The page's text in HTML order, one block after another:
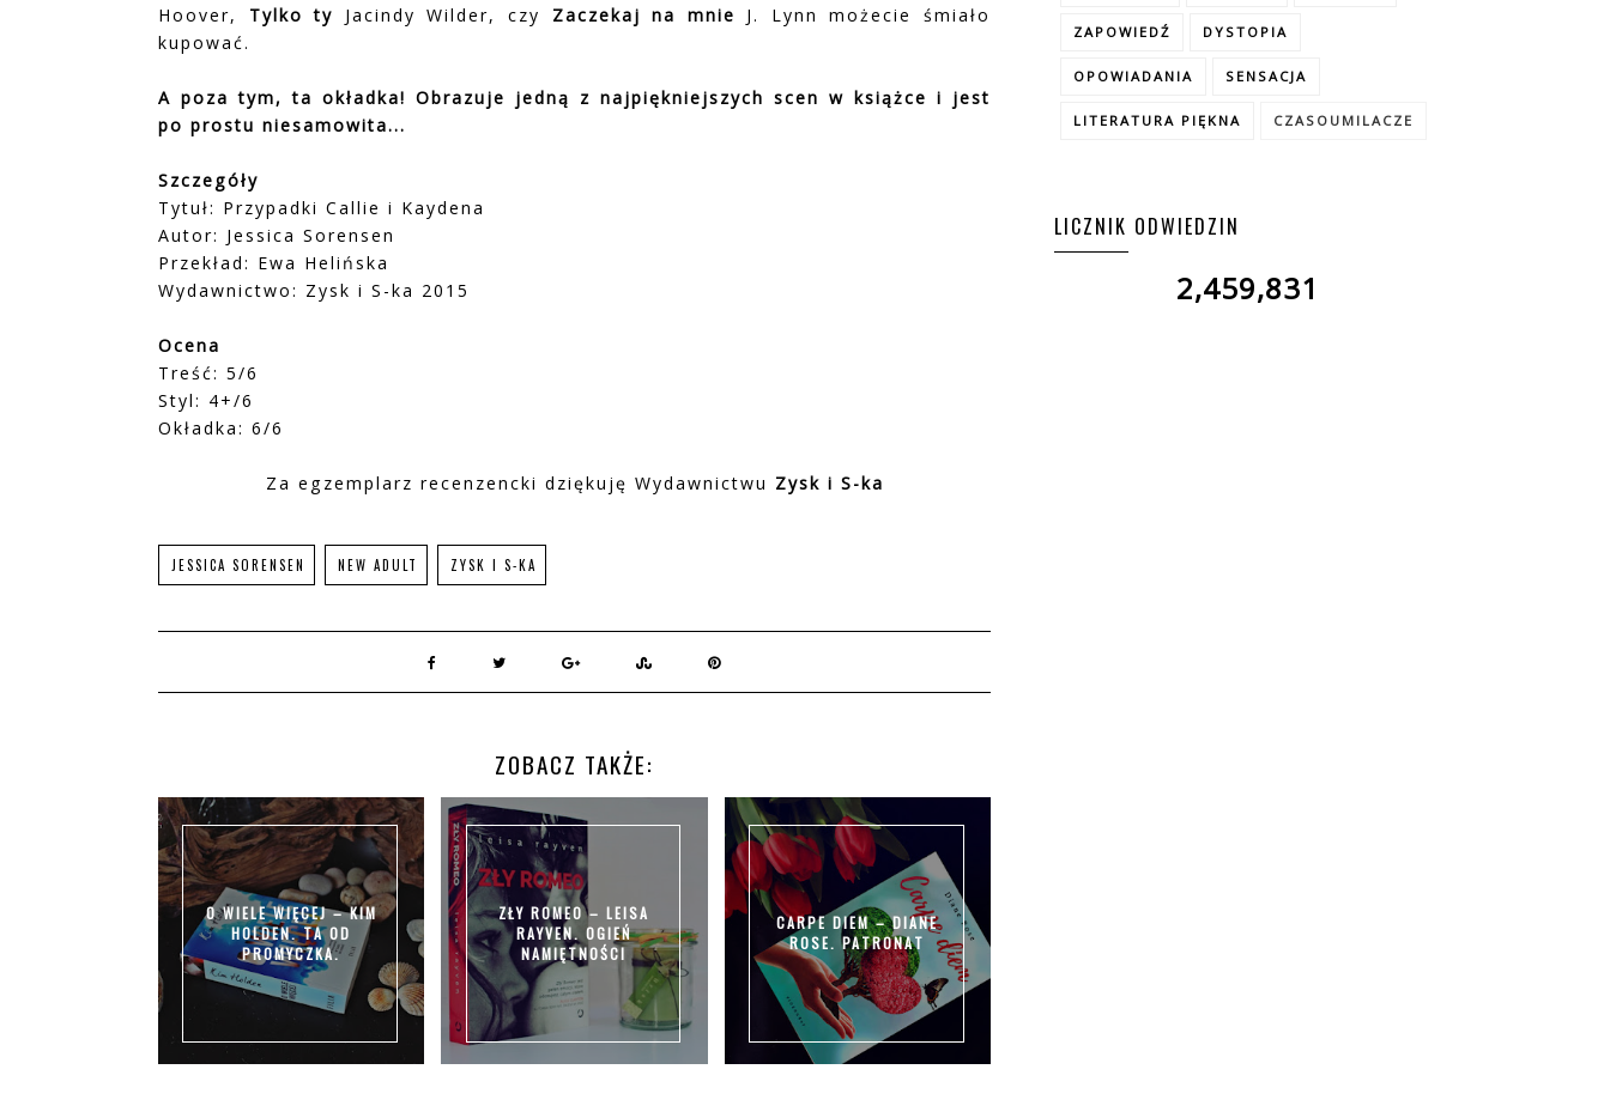
Hoover, Tylko ty Jacindy Wilder, czy Zaczekaj na mnie J. Lynn możecie śmiało
kupować.
A poza tym, ta okładka! Obrazuje jedną z najpiękniejszych scen w książce i jest
po prostu niesamowita...
Szczegóły
Tytuł: Przypadki Callie i Kaydena
Autor: Jessica Sorensen
Przekład: Ewa Helińska
Wydawnictwo: Zysk i S-ka 2015
Ocena
Treść: 5/6
Styl: 4+/6
Okładka: 6/6
Za egzemplarz recenzencki dziękuję Wydawnictwu Zysk i S-ka
JESSICA SORENSEN NEW ADULT ZYSK I S-KA
ZOBACZ TAKŻE:
O WIELE WIĘCEJ – KIM
HOLDEN. TA OD
PROMYCZKA.
ZŁY ROMEO – LEISA
RAYVEN. OGIEŃ
NAMIĘTNOŚCI
CARPE DIEM – DIANE
ROSE. PATRONAT
ZAPOWIEDŹ DYSTOPIA
OPOWIADANIA SENSACJA
LITERATURA PIĘKNA CZASOUMILACZE
LICZNIK ODWIEDZIN
2,459,831